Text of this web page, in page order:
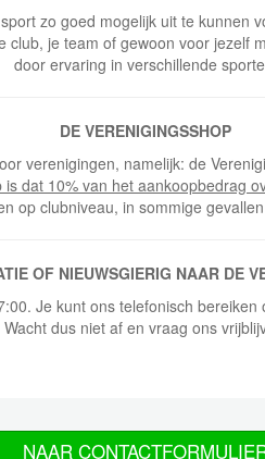
zo goed mogelijk uit te
je team of gewoon voor jezelf
door ervaring in verschillende
DE VERENIGINGSSHOP
verenigingen, namelijk: de
dat 10% van het aankoopbedrag
op clubniveau, in sommige
OF NIEUWSGIERIG NAAR DE
Je kunt ons telefonisch
dus niet af en vraag ons
NAAR